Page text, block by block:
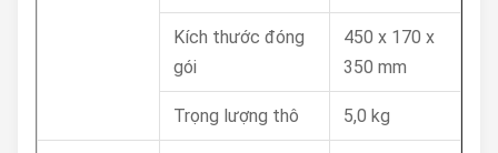
Kích thước đóng
gói
450 x 170 x
350 mm
Trọng lượng thô 5,0 kg